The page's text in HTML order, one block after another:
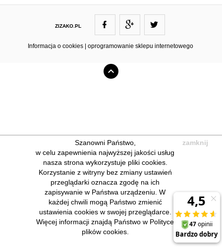
ZIZAKO@ZIZAKO.PL
ZIZAKO.PL
Informacja o cookies | oprogramowanie sklepu internetowego
Szanowni Państwo,
w celu zapewnienia najwyższej jakości usług
nasza strona wykorzystuje pliki cookies.
Korzystanie z witryny bez zmiany ustawień
przeglądarki oznacza zgodę na ich
zapisywanie w Państwa urządzeniu. W
każdej chwili mogą Państwo zmienić
ustawienia cookies w swojej przeglądarce.
Więcej informacji znajdą Państwo w Polityce
plików cookies.
zamknij